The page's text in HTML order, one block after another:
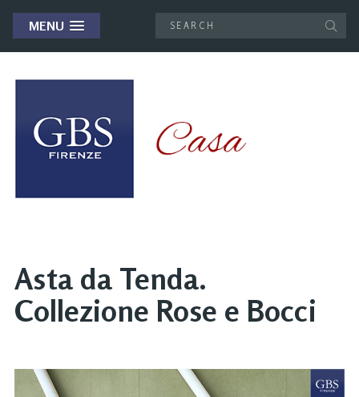
MENU
Asta da Tenda.
Collezione Rose e Bocci